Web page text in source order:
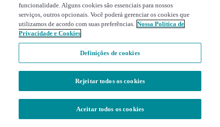
funcionalidade. Alguns cookies são essenciais para nossos
serviços, outros opcionais. Você poderá gerenciar os cookies que
utilizamos de acordo com suas preferências. Nossa Política de
Privacidade e Cookies
Definições de cookies
Rejeitar todos os cookies
Aceitar todos os cookies